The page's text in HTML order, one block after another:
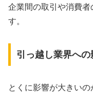
企業間の取引や消費者
す。
引っ越し業界への
とくに影響が大きいの